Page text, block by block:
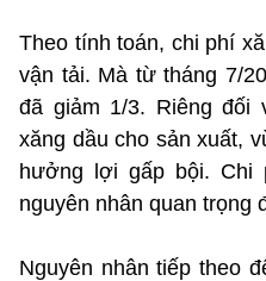
Theo tính toán, chi phí
vận tải. Mà từ tháng 7/
đã giảm 1/3. Riêng
xăng dầu cho sản xuất,
hưởng lợi gấp bội. Chi
nguyên nhân quan trọng
Nguyên nhân tiếp theo